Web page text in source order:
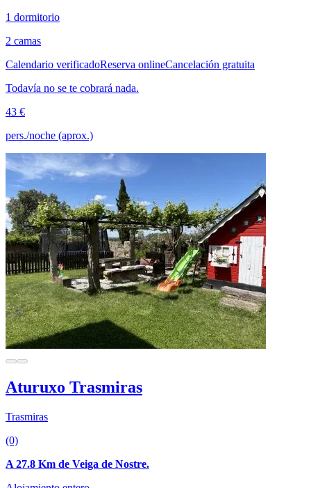
1 dormitorio
2 camas
Calendario verificadoReserva onlineCancelación gratuita
Todavía no se te cobrará nada.
43 €
pers./noche (aprox.)
Aturuxo Trasmiras
Trasmiras
(0)
A 27.8 Km de Veiga de Nostre.